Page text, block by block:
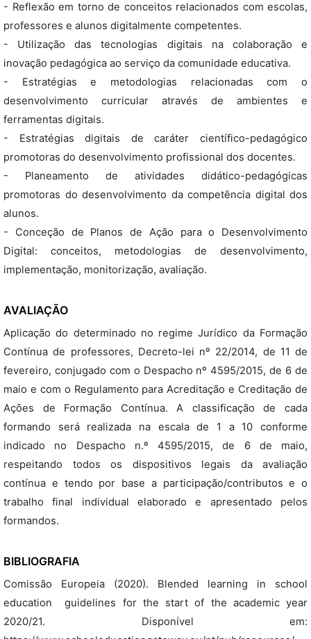
- Reflexão em torno de conceitos relacionados com escolas,
professores e alunos digitalmente competentes.
- Utilização das tecnologias digitais na colaboração e
inovação pedagógica ao serviço da comunidade educativa.
- Estratégias e metodologias relacionadas com o
desenvolvimento curricular através de ambientes e
ferramentas digitais.
- Estratégias digitais de caráter científico-pedagógico
promotoras do desenvolvimento profissional dos docentes.
- Planeamento de atividades didático-pedagógicas
promotoras do desenvolvimento da competência digital dos
alunos.
- Conceção de Planos de Ação para o Desenvolvimento
Digital: conceitos, metodologias de desenvolvimento,
implementação, monitorização, avaliação.
AVALIAÇÃO
Aplicação do determinado no regime Jurídico da Formação
Contínua de professores, Decreto-lei nº 22/2014, de 11 de
fevereiro, conjugado com o Despacho nº 4595/2015, de 6 de
maio e com o Regulamento para Acreditação e Creditação de
Ações de Formação Contínua. A classificação de cada
formando será realizada na escala de 1 a 10 conforme
indicado no Despacho n.º 4595/2015, de 6 de maio,
respeitando todos os dispositivos legais da avaliação
contínua e tendo por base a participação/contributos e o
trabalho final individual elaborado e apresentado pelos
formandos.
BIBLIOGRAFIA
Comissão Europeia (2020). Blended learning in school
education  guidelines for the start of the academic year
2020/21. Disponível em: